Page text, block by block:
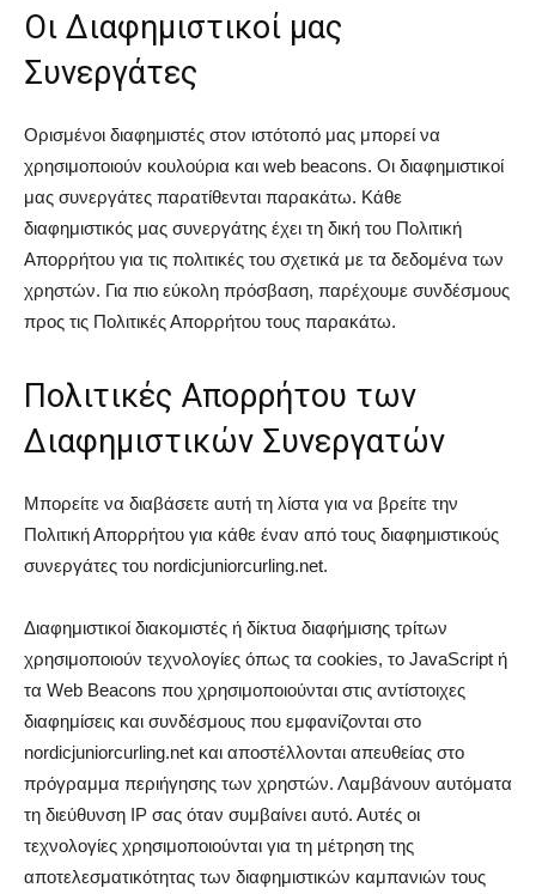
Οι Διαφημιστικοί μας
Συνεργάτες
Ορισμένοι διαφημιστές στον ιστότοπό μας μπορεί να
χρησιμοποιούν κουλούρια και web beacons. Οι διαφημιστικοί
μας συνεργάτες παρατίθενται παρακάτω. Κάθε
διαφημιστικός μας συνεργάτης έχει τη δική του Πολιτική
Απορρήτου για τις πολιτικές του σχετικά με τα δεδομένα των
χρηστών. Για πιο εύκολη πρόσβαση, παρέχουμε συνδέσμους
προς τις Πολιτικές Απορρήτου τους παρακάτω.
Πολιτικές Απορρήτου των
Διαφημιστικών Συνεργατών
Μπορείτε να διαβάσετε αυτή τη λίστα για να βρείτε την
Πολιτική Απορρήτου για κάθε έναν από τους διαφημιστικούς
συνεργάτες του nordicjuniorcurling.net.
Διαφημιστικοί διακομιστές ή δίκτυα διαφήμισης τρίτων
χρησιμοποιούν τεχνολογίες όπως τα cookies, το JavaScript ή
τα Web Beacons που χρησιμοποιούνται στις αντίστοιχες
διαφημίσεις και συνδέσμους που εμφανίζονται στο
nordicjuniorcurling.net και αποστέλλονται απευθείας στο
πρόγραμμα περιήγησης των χρηστών. Λαμβάνουν αυτόματα
τη διεύθυνση IP σας όταν συμβαίνει αυτό. Αυτές οι
τεχνολογίες χρησιμοποιούνται για τη μέτρηση της
αποτελεσματικότητας των διαφημιστικών καμπανιών τους